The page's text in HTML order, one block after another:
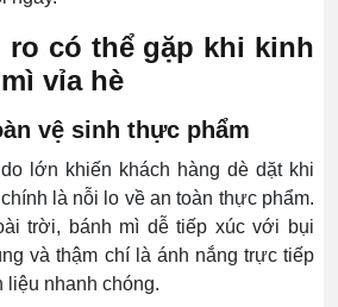
ro có thể gặp khi kinh
vỉa hè
vệ sinh thực phẩm
lớn khiến khách hàng dè dặt khi
là nỗi lo về an toàn thực phẩm.
trời, bánh mì dễ tiếp xúc với bụi
và thậm chí là ánh nắng trực tiếp
liệu nhanh chóng.